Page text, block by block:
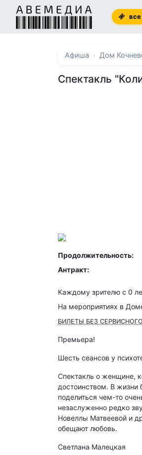
Афиша Дом
Спектакль
Продолжительность:
Антракт:
Каждому зрителю c 0
На мероприятиях в
БИЛЕТЫ БЕЗ
Премьера!
Шесть сеансов у
Спектакль о женщине,
достоинством. В жизни
поделиться чем-то
незаслуженно редко
Новеллы Матвеевой и
обещают любовь.
Светлана Малецкая